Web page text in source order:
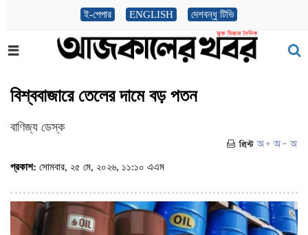
ই-পেপার ENGLISH দেশবন্ধু টিভি
বিশ্ববাজারে তেলের দামে বড় পতন
বাণিজ্য ডেস্ক
প্রকাশ: সোমবার, ২৫ মে, ২০২৬, ১১:১০ এএম